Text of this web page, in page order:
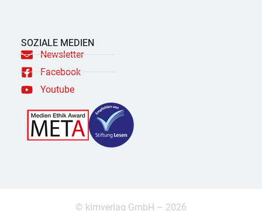
SOZIALE MEDIEN
Newsletter
Facebook
Youtube
© kimverlag GmbH – 2026